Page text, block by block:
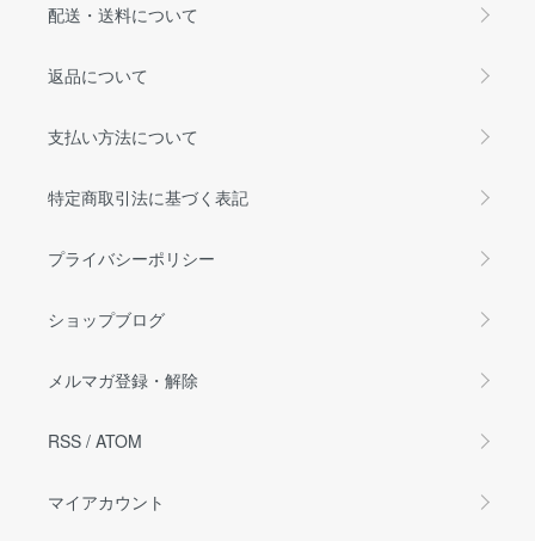
配送・送料について
返品について
支払い方法について
特定商取引法に基づく表記
プライバシーポリシー
ショップブログ
メルマガ登録・解除
RSS / ATOM
マイアカウント